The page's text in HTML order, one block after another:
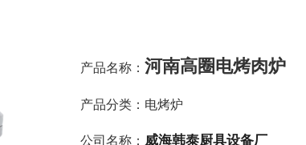
产品名称： 河南高圈电烤肉炉
产品分类： 电烤炉
公司名称： 威海韩泰厨具设备厂